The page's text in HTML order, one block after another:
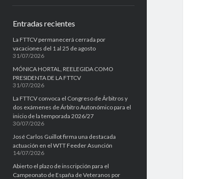
b
a
r
Entradas recientes
La FTTCV permanecerá cerrada por
vacaciones del 1 al 25 de agosto
31/07/2026
MÓNICA HORTAL, REELEGIDA COMO
PRESIDENTA DE LA FTTCV
31/07/2026
La FTTCV convoca el Congreso de Árbitros y
dos exámenes de Árbitro Autonómico para el
inicio de la temporada 2026/27
30/07/2026
José Carlos Guillot firma una destacada
actuación en el WTT Feeder Asunción
14/07/2026
Abierto el plazo de inscripción para el
Campeonato de España de Veteranos por